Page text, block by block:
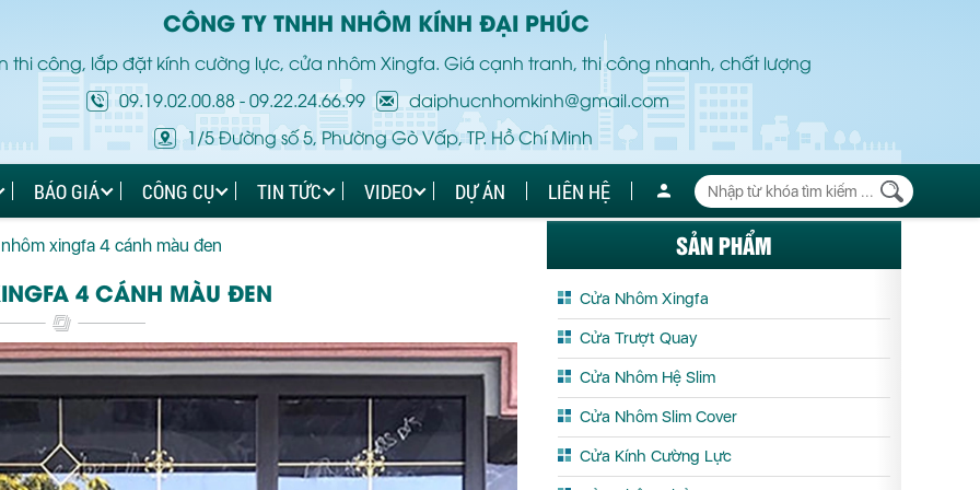
CÔNG TY TNHH NHÔM KÍNH ĐẠI PHÚC
thi công, lắp đặt kính cường lực, cửa nhôm Xingfa. Giá cạnh tranh, thi công nhanh, chất lượng
09.19.02.00.88-09.22.24.66.99
daiphucnhomkinh@gmail.com
1/5 Đường số 5, Phường Gò Vấp, TP. Hồ Chí Minh
BÁO GIÁ CÔNG CỤ TIN TỨC VIDEO DỰ ÁN LIÊN HỆ
xingfa 4 cánh màu đen
4 CÁNH MÀU ĐEN
SẢN PHẨM
Cửa Nhôm Xingfa
Cửa Trượt Quay
Cửa Nhôm Hệ Slim
Cửa Nhôm Slim Cover
Cửa Kính Cường Lực